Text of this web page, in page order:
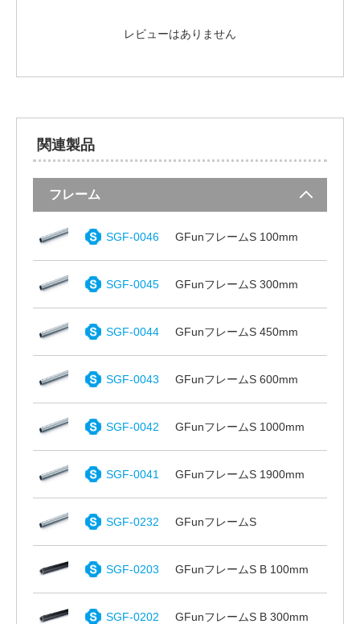
レビューはありません
関連製品
フレーム
SGF-0046 GFunフレームS 100mm
SGF-0045 GFunフレームS 300mm
SGF-0044 GFunフレームS 450mm
SGF-0043 GFunフレームS 600mm
SGF-0042 GFunフレームS 1000mm
SGF-0041 GFunフレームS 1900mm
SGF-0232 GFunフレームS
SGF-0203 GFunフレームS B 100mm
SGF-0202 GFunフレームS B 300mm